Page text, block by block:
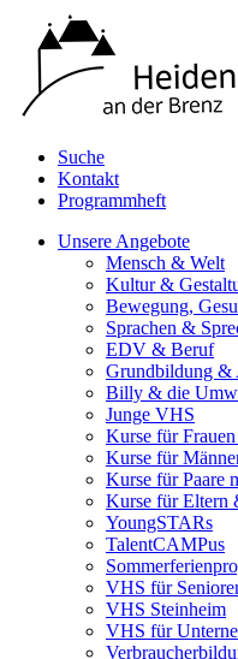
Suche
Kontakt
Programmheft
Unsere Angebote
Mensch & Welt
Kultur &
Bewegung,
Sprachen &
EDV & Beruf
Grundbildung &
Billy & die
Junge VHS
Kurse für
Kurse für
Kurse für Paare
Kurse für Eltern
YoungSTARs
TalentCAMPus
VHS für
VHS Steinheim
VHS für